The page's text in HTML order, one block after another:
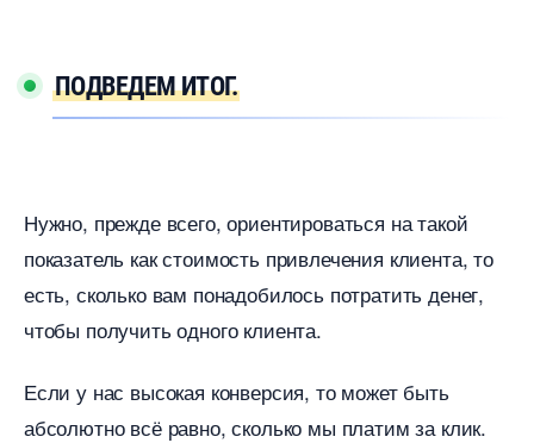
ПОДВЕДЕМ ИТОГ.
Нужно, прежде всего, ориентироваться на такой
показатель как стоимость привлечения клиента, то
есть, сколько вам понадобилось потратить денег,
чтобы получить одного клиента.
Если у нас высокая конверсия, то может быть
абсолютно всё равно, сколько мы платим за клик.